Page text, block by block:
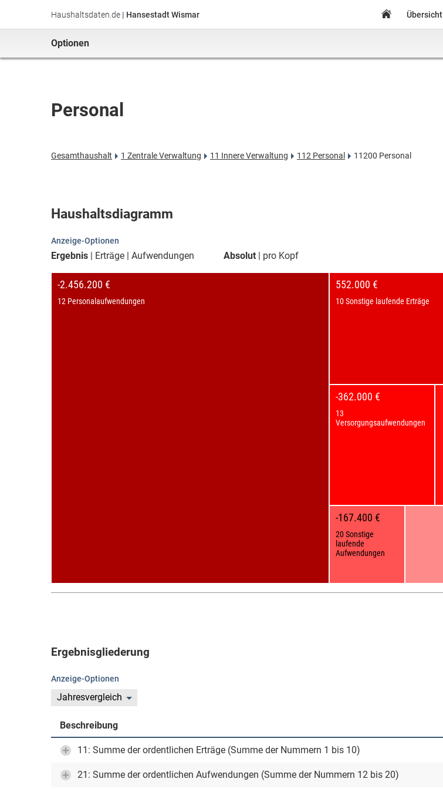
Haushaltsdaten.de | Hansestadt Wismar Übersicht
Optionen
Personal
Gesamthaushalt 1 Zentrale Verwaltung 11 Innere Verwaltung 112 Personal 11200 Personal
Haushaltsdiagramm
Anzeige-Optionen
Ergebnis Erträge Aufwendungen Absolut pro Kopf
-2.456.200 €
12 Personalaufwendungen
552.000 €
10 Sonstige laufende Erträge
-362.000 €
13
Versorgungsaufwendungen
-167.400 €
20 Sonstige
laufende
Aufwendungen
Ergebnisgliederung
Anzeige-Optionen
Jahresvergleich
Beschreibung
11: Summe der ordentlichen Erträge (Summe der Nummern 1 bis 10)
21: Summe der ordentlichen Aufwendungen (Summe der Nummern 12 bis 20)